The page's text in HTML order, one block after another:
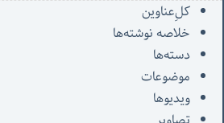
کل‌ِعناوین
خلاصه نوشته‌ها
دسته‌ها
موضوعات
ویدیوها